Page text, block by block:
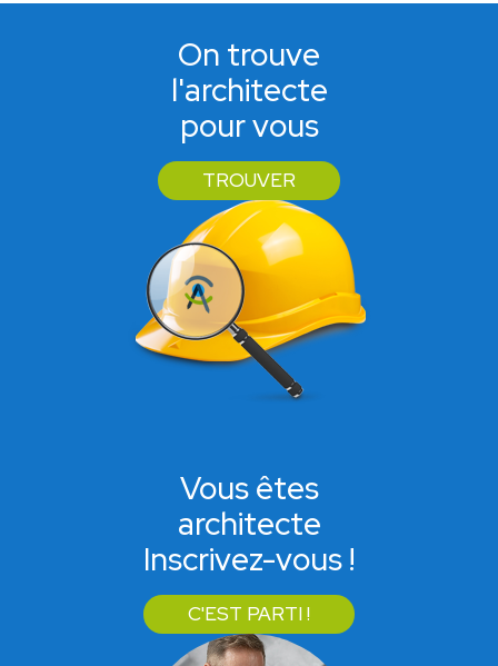
On trouve
l'architecte
pour vous
TROUVER
Vous êtes
architecte
Inscrivez-vous !
C'EST PARTI !